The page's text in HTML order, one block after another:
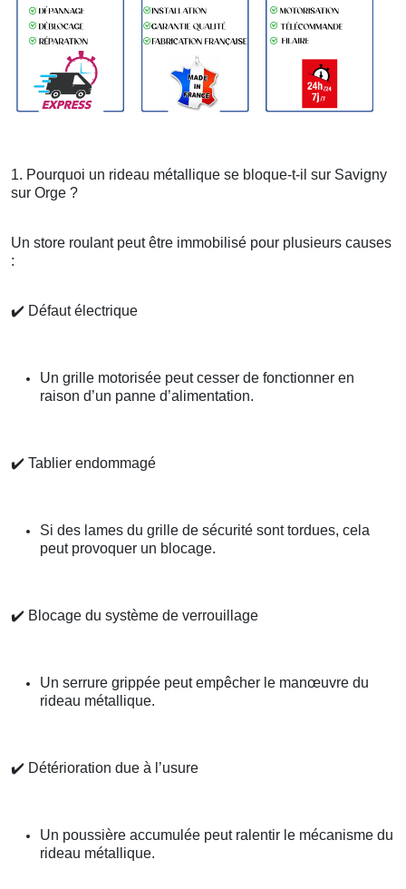
1. Pourquoi un rideau métallique se bloque-t-il sur Savigny
sur Orge ?
Un store roulant peut être immobilisé pour plusieurs causes
:
✔️ Défaut électrique
Un grille motorisée peut cesser de fonctionner en
raison d’un panne d’alimentation.
✔️ Tablier endommagé
Si des lames du grille de sécurité sont tordues, cela
peut provoquer un blocage.
✔️ Blocage du système de verrouillage
Un serrure grippée peut empêcher le manœuvre du
rideau métallique.
✔️ Détérioration due à l’usure
Un poussière accumulée peut ralentir le mécanisme du
rideau métallique.